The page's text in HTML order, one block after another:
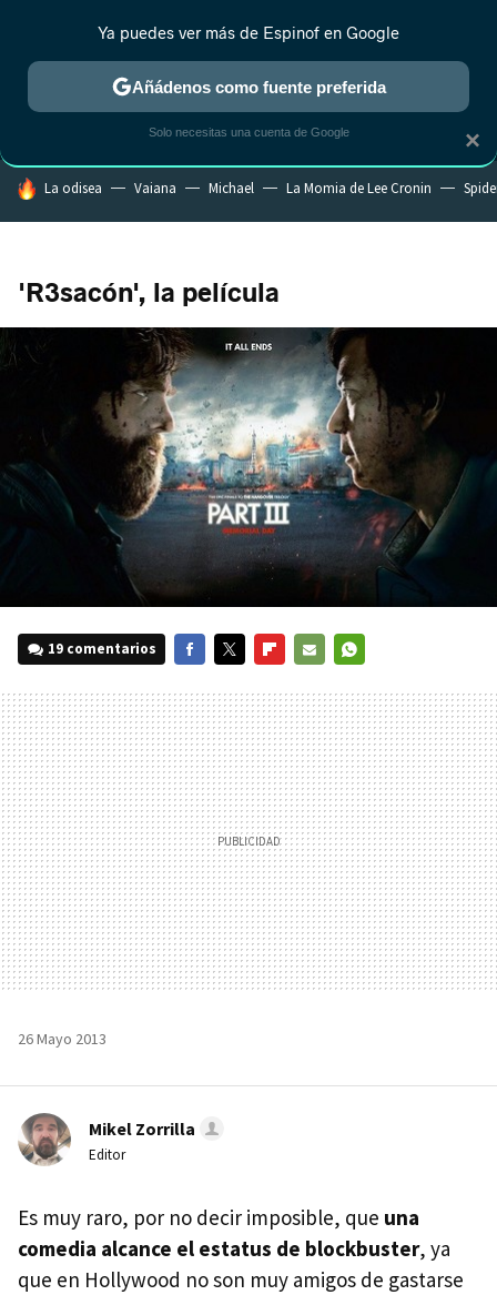
MENÚ NUEVO
ESTRENOS REALITY ANIME RANKINGS CINE
HOY SE HABLA DE
La odisea Vaiana Michael La Momia de Lee Cronin
'R3sacón', la película
19 comentarios
MAIL
26 Mayo 2013
Mikel Zorrilla
Editor
Es muy raro, por no decir imposible, que una
comedia alcance el estatus de blockbuster, ya
que en Hollywood no son muy amigos de gastarse
×
Ya puedes ver más de Espinof en Google
Añádenos como fuente preferida
Solo necesitas una cuenta de Google